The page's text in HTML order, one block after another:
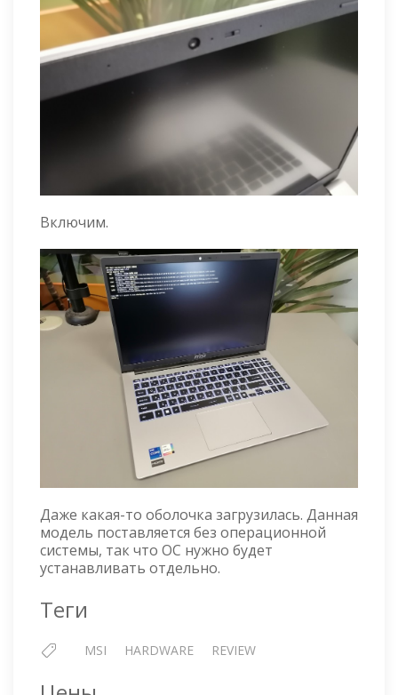
Включим.
Даже какая-то оболочка загрузилась. Данная
модель поставляется без операционной
системы, так что ОС нужно будет
устанавливать отдельно.
Теги
MSI HARDWARE REVIEW